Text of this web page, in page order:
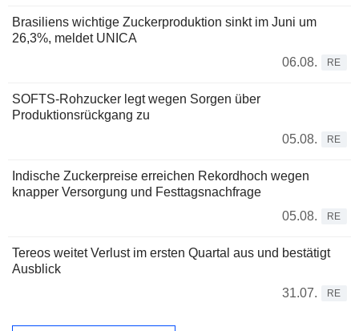
Brasiliens wichtige Zuckerproduktion sinkt im Juni um
26,3%, meldet UNICA
06.08.
RE
SOFTS-Rohzucker legt wegen Sorgen über
Produktionsrückgang zu
05.08.
RE
Indische Zuckerpreise erreichen Rekordhoch wegen
knapper Versorgung und Festtagsnachfrage
05.08.
RE
Tereos weitet Verlust im ersten Quartal aus und bestätigt
Ausblick
31.07.
RE